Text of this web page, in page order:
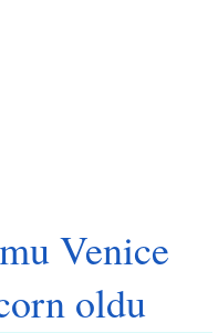
Venice
oldu